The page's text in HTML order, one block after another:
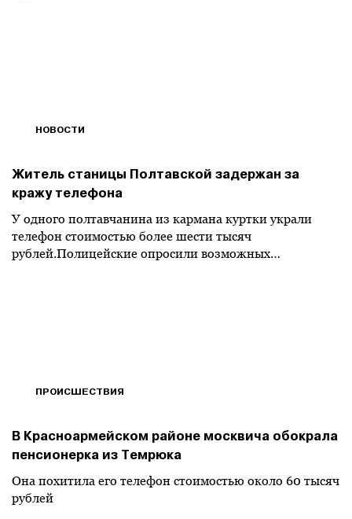
НОВОСТИ
Житель станицы Полтавской задержан за
кражу телефона
У одного полтавчанина из кармана куртки украли
телефон стоимостью более шести тысяч
рублей.Полицейские опросили возможных…
ПРОИСШЕСТВИЯ
В Красноармейском районе москвича обокрала
пенсионерка из Темрюка
Она похитила его телефон стоимостью около 60 тысяч
рублей